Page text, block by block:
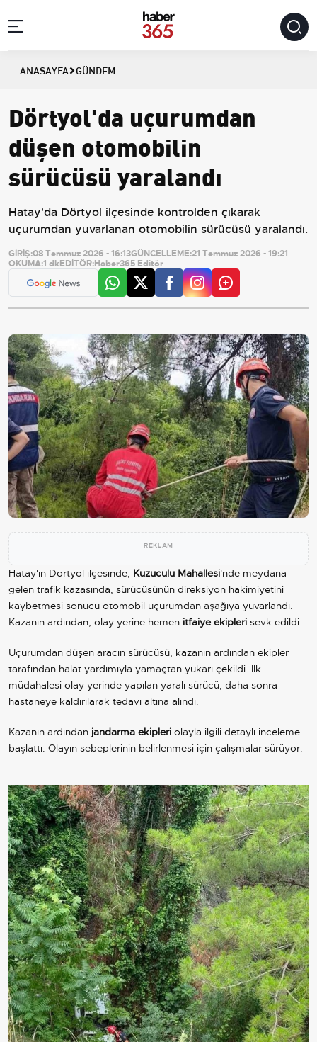
ANASAYFA GÜNDEM
Dörtyol'da uçurumdan
düşen otomobilin
sürücüsü yaralandı
Hatay'da Dörtyol ilçesinde kontrolden çıkarak
uçurumdan yuvarlanan otomobilin sürücüsü yaralandı.
GİRİŞ:08 Temmuz 2026 - 16:13GÜNCELLEME:21 Temmuz 2026 - 19:21
OKUMA:1 dkEDİTÖR:Haber365 Editör
REKLAM
Hatay'ın Dörtyol ilçesinde, Kuzuculu Mahallesi'nde meydana
gelen trafik kazasında, sürücüsünün direksiyon hakimiyetini
kaybetmesi sonucu otomobil uçurumdan aşağıya yuvarlandı.
Kazanın ardından, olay yerine hemen itfaiye ekipleri sevk edildi.
Uçurumdan düşen aracın sürücüsü, kazanın ardından ekipler
tarafından halat yardımıyla yamaçtan yukarı çekildi. İlk
müdahalesi olay yerinde yapılan yaralı sürücü, daha sonra
hastaneye kaldırılarak tedavi altına alındı.
Kazanın ardından jandarma ekipleri olayla ilgili detaylı inceleme
başlattı. Olayın sebeplerinin belirlenmesi için çalışmalar sürüyor.